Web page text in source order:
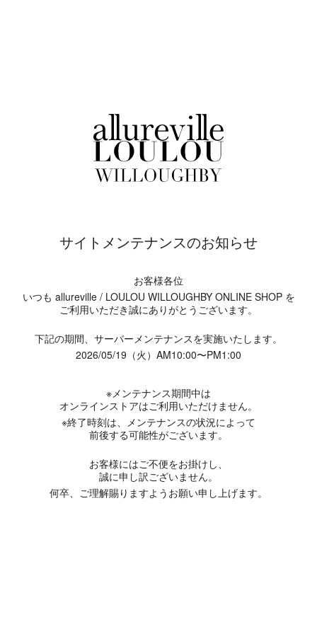
サイトメンテナンスのお知らせ
お客様各位
いつも allureville / LOULOU WILLOUGHBY ONLINE SHOP を
ご利用いただき誠にありがとうございます。
下記の期間、サーバーメンテナンスを実施いたします。
2026/05/19（火）AM10:00〜PM1:00
※メンテナンス期間中は
オンラインストアはご利用いただけません。
※終了時刻は、メンテナンスの状況によって
前後する可能性がございます。
お客様にはご不便をお掛けし、
誠に申し訳ございません。
何卒、ご理解賜りますようお願い申し上げます。